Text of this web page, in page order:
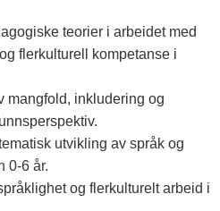
teorier i arbeidet med
flerkulturell kompetanse i
mangfold, inkludering og
utvikling av språk og
0-6 år.
og flerkulturelt arbeid i